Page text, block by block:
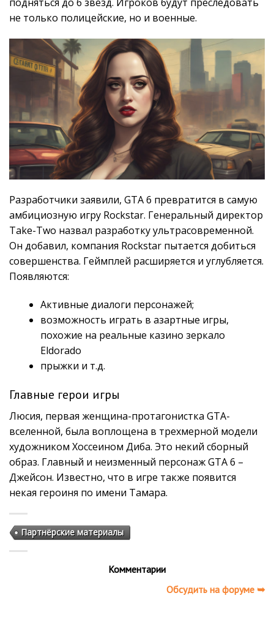
не только полицейские, но и военные.
Разработчики заявили, GTA 6 превратится в самую
амбициозную игру Rockstar. Генеральный директор
Take-Two назвал разработку ультрасовременной.
Он добавил, компания Rockstar пытается добиться
совершенства. Геймплей расширяется и углубляется.
Появляются:
Активные диалоги персонажей;
возможность играть в азартные игры,
похожие на реальные казино зеркало
Eldorado
прыжки и т.д.
Главные герои игры
Люсия, первая женщина-протагонистка GTA-
вселенной, была воплощена в трехмерной модели
художником Хоссеином Диба. Это некий сборный
образ. Главный и неизменный персонаж GTA 6 –
Джейсон. Известно, что в игре также появится
некая героиня по имени Тамара.
Партнёрские материалы
Комментарии
Обсудить на форуме ➥